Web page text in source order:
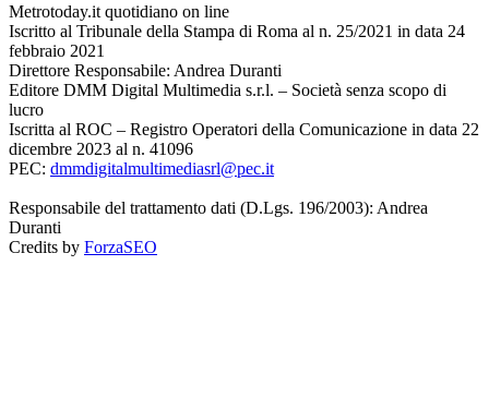
Metrotoday.it quotidiano on line
Iscritto al Tribunale della Stampa di Roma al n. 25/2021 in data 24
febbraio 2021
Direttore Responsabile: Andrea Duranti
Editore DMM Digital Multimedia s.r.l. – Società senza scopo di
lucro
Iscritta al ROC – Registro Operatori della Comunicazione in data 22
dicembre 2023 al n. 41096
PEC: dmmdigitalmultimediasrl@pec.it
Responsabile del trattamento dati (D.Lgs. 196/2003): Andrea
Duranti
Credits by ForzaSEO